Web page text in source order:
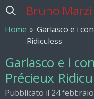
Vai
contenuto
principale
Bruno Marzi
Home » Garlasco e i
Ridiculess
Garlasco e i
Précieux
Pubblicato il 24